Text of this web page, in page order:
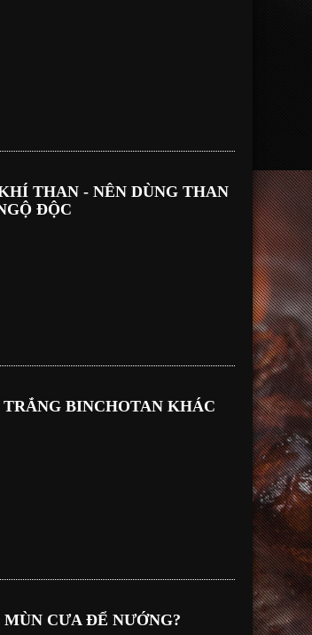
THAN - NÊN DÙNG THAN
ĐỘC
BINCHOTAN KHÁC
CƯA ĐỂ NƯỚNG?